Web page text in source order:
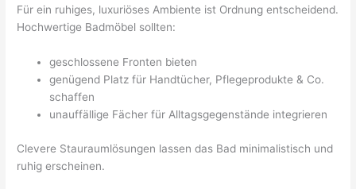
Für ein ruhiges, luxuriöses Ambiente ist Ordnung entscheidend.
Hochwertige Badmöbel sollten:
geschlossene Fronten bieten
genügend Platz für Handtücher, Pflegeprodukte & Co.
schaffen
unauffällige Fächer für Alltagsgegenstände integrieren
Clevere Stauraumlösungen lassen das Bad minimalistisch und
ruhig erscheinen.